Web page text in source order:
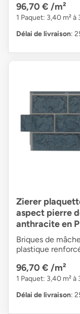
96,70 € /m²
1 Paquet: 3,40 m²
Délai de livraison:
Zierer
aspect pierre
anthracite en
Briques de
plastique
96,70 € /m²
1 Paquet: 3,40 m²
Délai de livraison: